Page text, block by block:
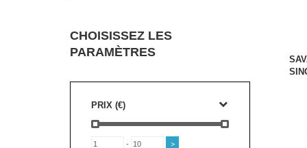
CHOISISSEZ LES
PARAMÈTRES
PRIX (€)
-